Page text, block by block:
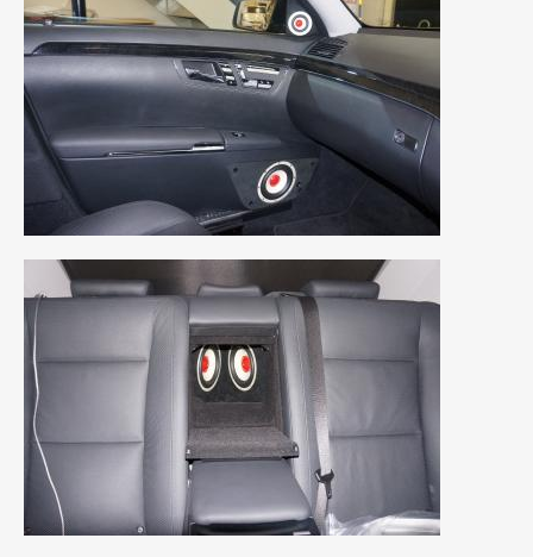
2021年8月(2)
2021年7月(7)
2021年3月(1)
2021年1月
2020年11月(2)
2020年10月(1)
2020年9月 (3)
(4)
(3)
2020年6月(2)